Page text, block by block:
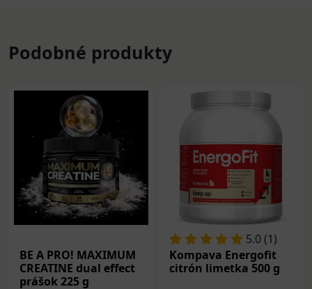
Podobné produkty
BE A PRO! MAXIMUM
CREATINE dual effect
prášok 225 g
5.0 (1)
Kompava Energofit
citrón limetka 500 g